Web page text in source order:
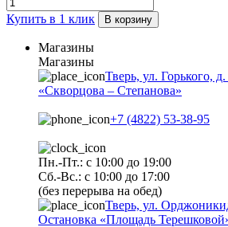
Купить в 1 клик В корзину
Магазины
Магазины
Тверь, ул. Горького,
«Скворцова – Степанова»
+7 (4822) 53-38-95
Пн.-Пт.: с 10:00 до 19:00
Сб.-Вс.: с 10:00 до 17:00
(без перерыва на обед)
Тверь, ул.
Остановка «Площадь